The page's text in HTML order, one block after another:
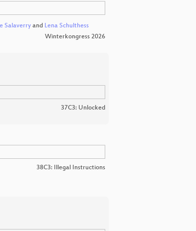
Salaverryand Lena Schulthess
Winterkongress 2026
37C3: Unlocked
38C3: Illegal Instructions